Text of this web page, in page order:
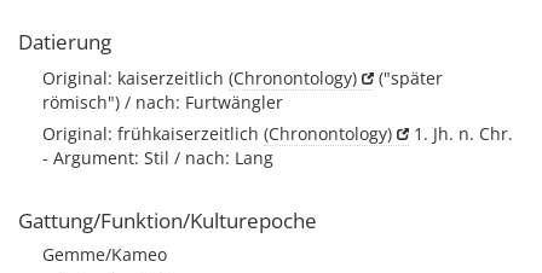
Datierung
Original: kaiserzeitlich (Chronontology)
("später
römisch") / nach: Furtwängler
Original: frühkaiserzeitlich (Chronontology)
1. Jh. n. Chr.
- Argument: Stil / nach: Lang
Gattung/Funktion/Kulturepoche
Gemme/Kameo